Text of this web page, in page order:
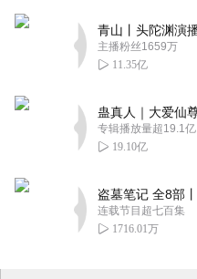
主播粉丝1659万
11.35亿
专辑播放量超19.1亿
19.10亿
连载节目超七百集
1716.01万